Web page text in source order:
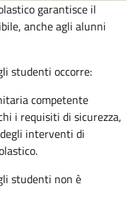
garantisce il
anche agli alunni
studenti occorre:
competente
i requisiti di sicurezza,
interventi di
studenti non è